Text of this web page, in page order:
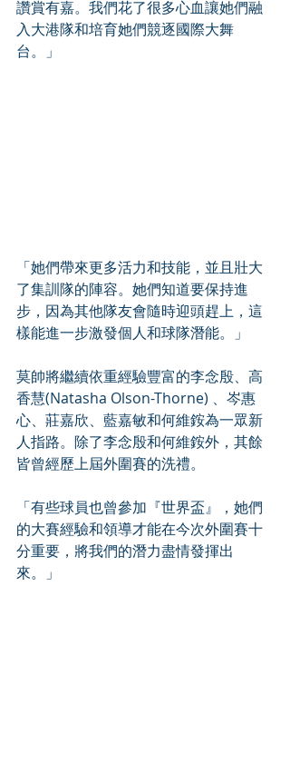
讚賞有嘉。我們花了很多心血讓她們融
入大港隊和培育她們競逐國際大舞
台。」
「她們帶來更多活力和技能，並且壯大
了集訓隊的陣容。她們知道要保持進
步，因為其他隊友會隨時迎頭趕上，這
樣能進一步激發個人和球隊潛能。」
莫帥將繼續依重經驗豐富的李念殷、高
香慧(Natasha Olson-Thorne) 、岑惠
心、莊嘉欣、藍嘉敏和何維銨為一眾新
人指路。除了李念殷和何維銨外，其餘
皆曾經歷上屆外圍賽的洗禮。
「有些球員也曾參加『世界盃』，她們
的大賽經驗和領導才能在今次外圍賽十
分重要，將我們的潛力盡情發揮出
來。」